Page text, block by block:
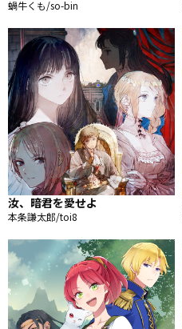
蝸牛くも/so-bin
汝、暗君を愛せよ
本条謙太郎/toi8